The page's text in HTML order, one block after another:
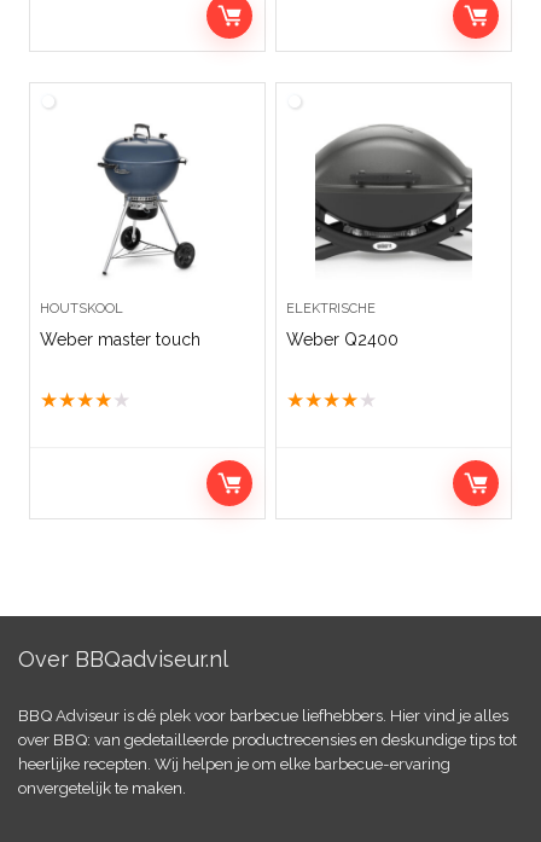
HOUTSKOOL
Weber master touch
★★★★ ★
ELEKTRISCHE
Weber Q2400
★★★★ ★
Over BBQadviseur.nl
BBQ Adviseur is dé plek voor barbecue liefhebbers. Hier vind je alles
over BBQ: van gedetailleerde productrecensies en deskundige tips tot
heerlijke recepten. Wij helpen je om elke barbecue-ervaring
onvergetelijk te maken.